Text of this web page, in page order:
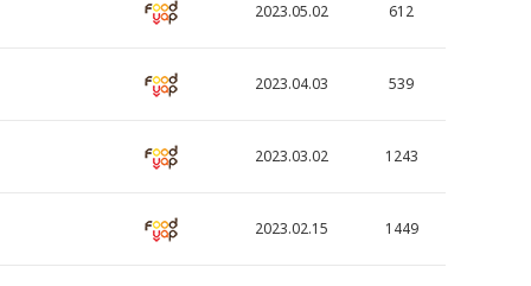
2023.05.02 612
2023.04.03 539
2023.03.02 1243
2023.02.15 1449